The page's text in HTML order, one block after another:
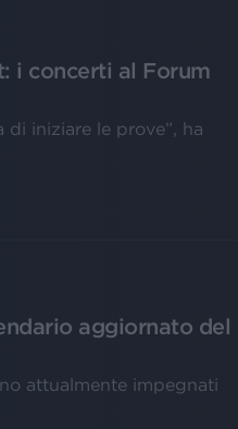
i concerti al Forum
di iniziare le prove”, ha
aggiornato del
attualmente impegnati